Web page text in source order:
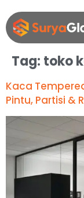
Tag: toko
Kaca
Pintu, Partisi &